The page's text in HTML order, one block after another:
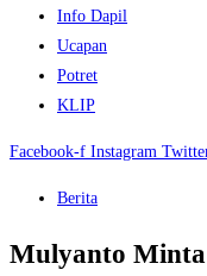
Info Dapil
Ucapan
Potret
KLIP
Facebook-f Instagram
Berita
Mulyanto